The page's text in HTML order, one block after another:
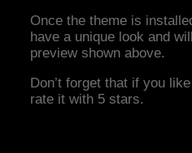
Once the theme is
have a unique look and
preview shown above.
Don’t forget that if you
rate it with 5 stars.